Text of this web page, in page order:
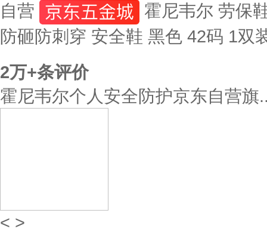
自营
霍尼韦尔 劳保
防砸防刺穿 安全鞋 黑色 42码 1双
2万+条评价
霍尼韦尔个人安全防护京东自营旗
< >